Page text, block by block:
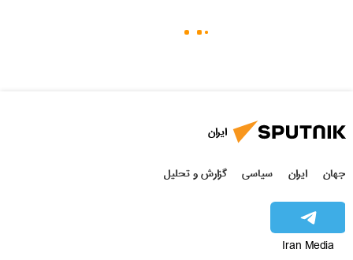
ایران
جهان ایران سیاسی گزارش و تحلیل
Iran Media